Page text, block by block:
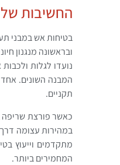
החשיבות של
בטיחות אש במבני
ובראשונה מנגנון
נועדו לגלות
המבנה השונים.
תקניים.
כאשר פורצת שריפה
במהירות עצומה
מתקדמים וייעוץ
המחמירים ביותר.